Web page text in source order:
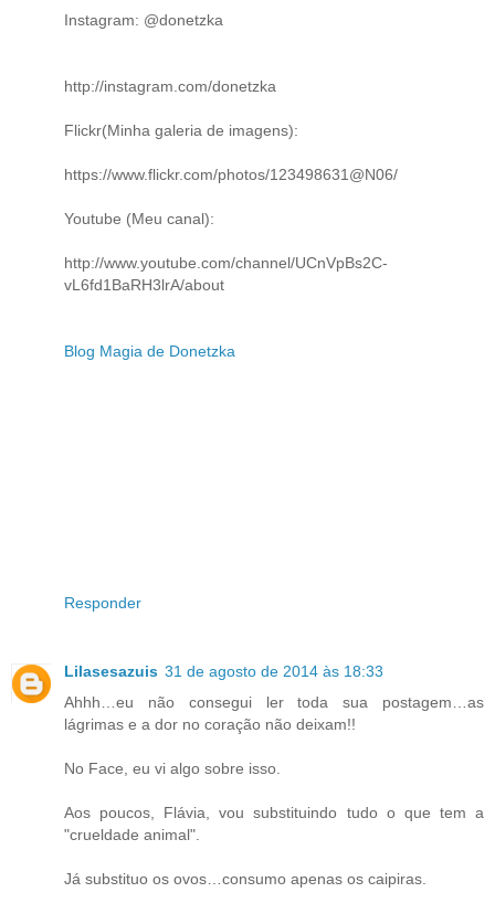
Instagram: @donetzka
http://instagram.com/donetzka
Flickr(Minha galeria de imagens):
https://www.flickr.com/photos/123498631@N06/
Youtube (Meu canal):
http://www.youtube.com/channel/UCnVpBs2C-
vL6fd1BaRH3lrA/about
Blog Magia de Donetzka
Responder
Lilasesazuis 31 de agosto de 2014 às 18:33
Ahhh…eu não consegui ler toda sua postagem…as
lágrimas e a dor no coração não deixam!!
No Face, eu vi algo sobre isso.
Aos poucos, Flávia, vou substituindo tudo o que tem a
"crueldade animal".
Já substituo os ovos…consumo apenas os caipiras.